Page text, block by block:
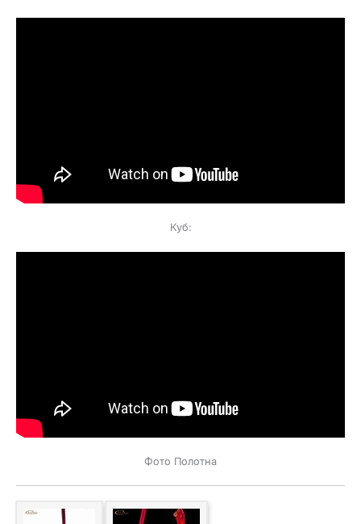
Куб:
Фото Полотна